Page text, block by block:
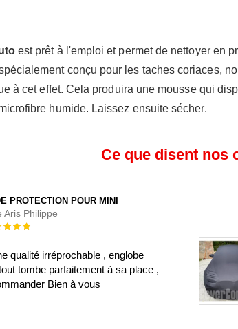
est prêt à l'emploi et permet de nettoyer en
conçu pour les taches coriaces,
à cet effet. Cela produira une mousse qui
humide. Laissez ensuite sécher.
Ce que disent nos
PROTECTION POUR MINI
Aris Philippe
:
qualité irréprochable , englobe
tombe parfaitement à sa place ,
Bien à vous